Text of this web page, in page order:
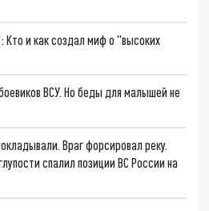
и как создал миф о "высоких
ВСУ. Но беды для малышей не
Враг форсировал реку.
спалил позиции ВС России на